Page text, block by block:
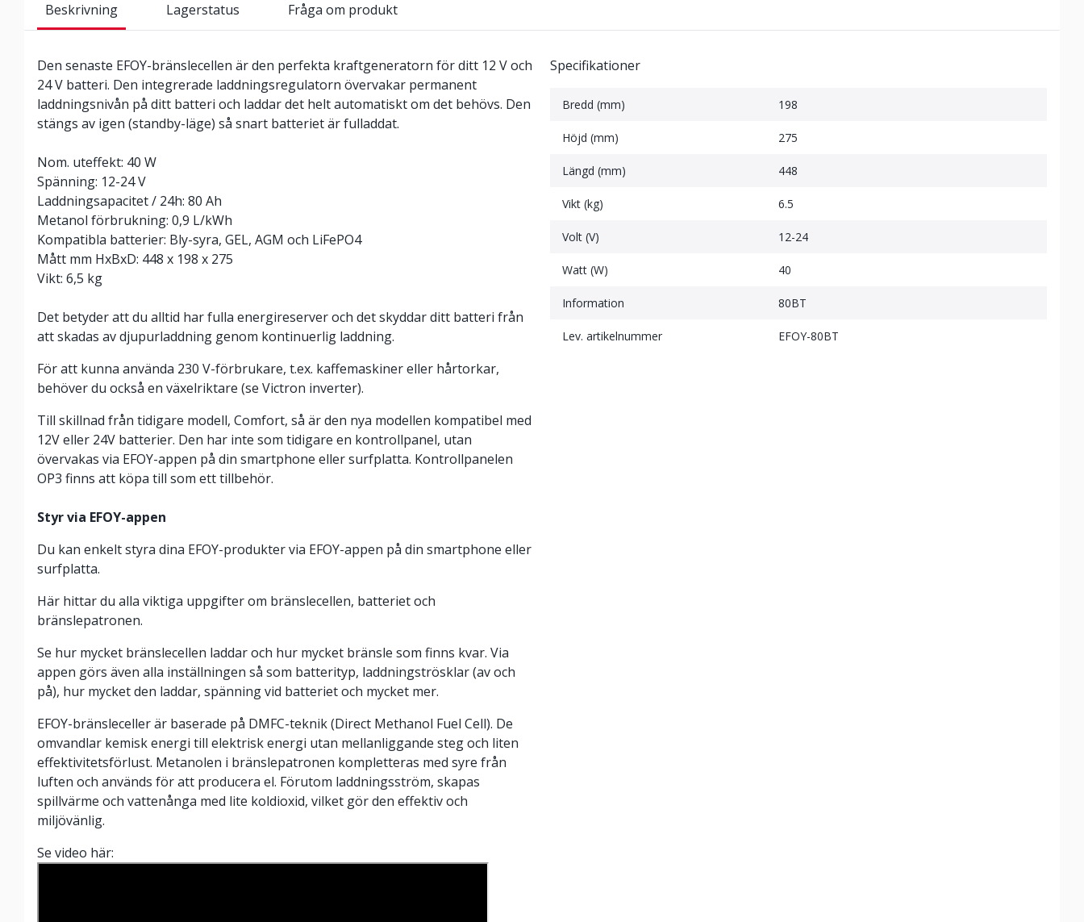
Beskrivning Lagerstatus Fråga om produkt
Den senaste EFOY-bränslecellen är den perfekta kraftgeneratorn för ditt 12 V och
24 V batteri. Den integrerade laddningsregulatorn övervakar permanent
laddningsnivån på ditt batteri och laddar det helt automatiskt om det behövs. Den
stängs av igen (standby-läge) så snart batteriet är fulladdat.
Nom. uteffekt: 40 W
Spänning: 12-24 V
Laddningsapacitet / 24h: 80 Ah
Metanol förbrukning: 0,9 L/kWh
Kompatibla batterier: Bly-syra, GEL, AGM och LiFePO4
Mått mm HxBxD: 448 x 198 x 275
Vikt: 6,5 kg
Det betyder att du alltid har fulla energireserver och det skyddar ditt batteri från
att skadas av djupurladdning genom kontinuerlig laddning.
För att kunna använda 230 V-förbrukare, t.ex. kaffemaskiner eller hårtorkar,
behöver du också en växelriktare (se Victron inverter).
Till skillnad från tidigare modell, Comfort, så är den nya modellen kompatibel med
12V eller 24V batterier. Den har inte som tidigare en kontrollpanel, utan
övervakas via EFOY-appen på din smartphone eller surfplatta. Kontrollpanelen
OP3 finns att köpa till som ett tillbehör.
Styr via EFOY-appen
Du kan enkelt styra dina EFOY-produkter via EFOY-appen på din smartphone eller
surfplatta.
Här hittar du alla viktiga uppgifter om bränslecellen, batteriet och
bränslepatronen.
Se hur mycket bränslecellen laddar och hur mycket bränsle som finns kvar. Via
appen görs även alla inställningen så som batterityp, laddningströsklar (av och
på), hur mycket den laddar, spänning vid batteriet och mycket mer.
EFOY-bränsleceller är baserade på DMFC-teknik (Direct Methanol Fuel Cell). De
omvandlar kemisk energi till elektrisk energi utan mellanliggande steg och liten
effektivitetsförlust. Metanolen i bränslepatronen kompletteras med syre från
luften och används för att producera el. Förutom laddningsström, skapas
spillvärme och vattenånga med lite koldioxid, vilket gör den effektiv och
miljövänlig.
Se video här:
Specifikationer
Bredd (mm) 198
Höjd (mm) 275
Längd (mm) 448
Vikt (kg) 6.5
Volt (V) 12-24
Watt (W) 40
Information 80BT
Lev. artikelnummer EFOY-80BT